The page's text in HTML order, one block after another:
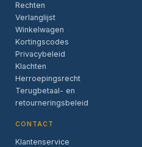
Rechten
Verlanglijst
Winkelwagen
Kortingscodes
Privacybeleid
Klachten
Herroepingsrecht
Terugbetaal- en
retourneringsbeleid
CONTACT
Klantenservice